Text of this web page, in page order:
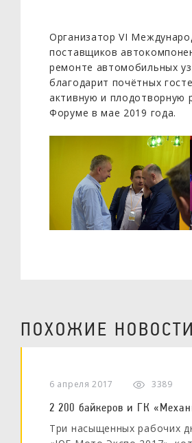
Организатор VI
поставщиков
ремонте автомобильных
благодарит почётных
активную и плодотворную
Форуме в мае 2019 года.
ПОХОЖИЕ НОВОСТИ
6 апреля 2017 3389
2 200 байкеров и ГК
Три насыщенных рабочих